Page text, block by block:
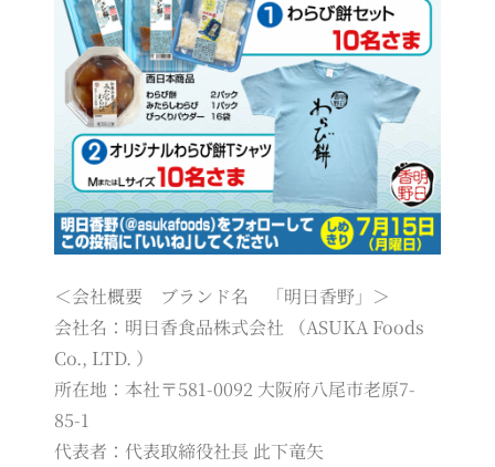
＜会社概要 ブランド名 「明日香野」＞
会社名：明日香食品株式会社 （ASUKA Foods
Co., LTD. ）
所在地：本社〒581-0092 大阪府八尾市老原7-
85-1
代表者：代表取締役社長 此下竜矢